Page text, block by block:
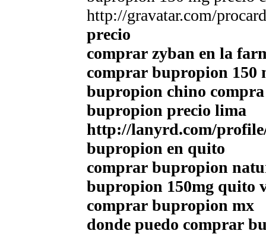
http://gravatar.com/
precio
comprar zyban en la
comprar bupropion 150
bupropion chino compra
bupropion precio lima
http://lanyrd.com/
bupropion en quito
comprar bupropion
bupropion 150mg quito
comprar bupropion mx
donde puedo comprar